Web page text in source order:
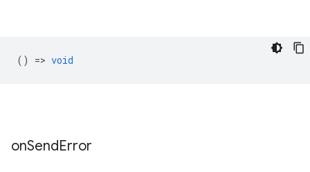
() => void
onSendError